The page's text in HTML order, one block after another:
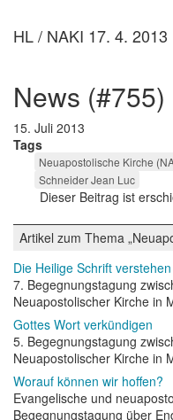
HL / NAKI 17. 4. 2013
news (#755)
15. Juli 2013
Tags
Neuapostolische Kirche
Schneider Jean Luc
Dieser Beitrag ist
Artikel zum Thema
Die Heilige Schrift verstehen
7. Begegnungstagung
Neuapostolischer Kirche in
Gottes Wort verkündigen
5. Begegnungstagung
Neuapostolischer Kirche in
Worauf können wir hoffen?
Evangelische und
Begegnungstagung über